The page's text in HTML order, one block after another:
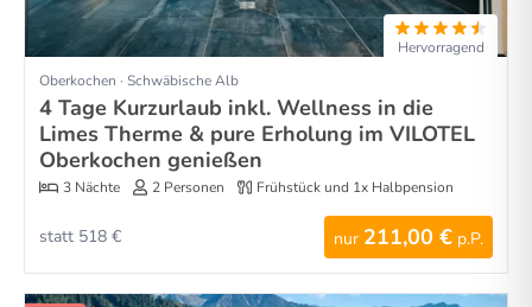
Hervorragend
Oberkochen · Schwäbische Alb
4 Tage Kurzurlaub inkl. Wellness in die
Limes Therme & pure Erholung im VILOTEL
Oberkochen genießen
3 Nächte 2 Personen Frühstück und 1x Halbpension
nur 211,00 € p.P.
statt 518 €